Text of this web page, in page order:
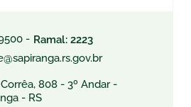
- Ramal: 2223
808 - 3º Andar -
- RS